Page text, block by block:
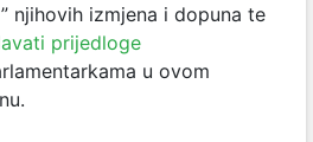
njihovih izmjena i dopuna te
prijedloge
u ovom